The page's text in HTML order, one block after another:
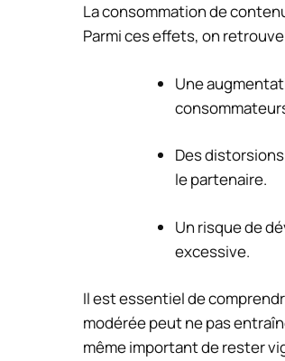
La consommation de
Parmi ces effets, on
Une
Des
le partenaire.
Un risque de
excessive.
Il est essentiel de
modérée peut ne pas
même important de rester